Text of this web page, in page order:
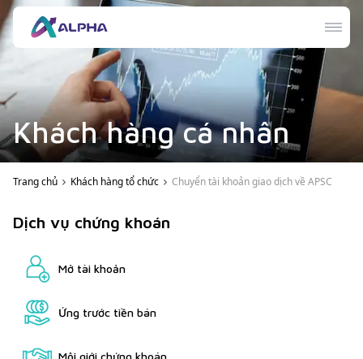
Khách hàng cá nhân
Trang chủ Khách hàng tổ chức Chuyển tài khoản giao dịch về APSC
Dịch vụ chứng khoán
Mở tài khoản
Ứng trước tiền bán
Môi giới chứng khoán